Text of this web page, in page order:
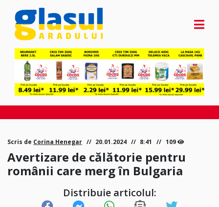
Scris de Corina Henegar 20.01.2024 8:41 109
Avertizare de călătorie pentru
românii care merg în Bulgaria
Distribuie articolul: